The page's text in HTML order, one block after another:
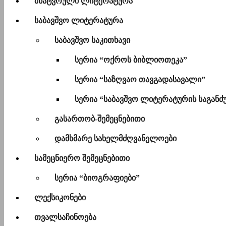
საბავშვო ლიტერატურა
საბავშვო საკითხავი
სერია “ოქროს ბიბლიოთეკა”
სერია “საზღვაო თავგადასავალი”
სერია “საბავშვო ლიტერატურის
გასართობ-შემეცნებითი
დამხმარე სახელმძღვანელოები
სამეცნიერო შემეცნებითი
სერია “ბიოგრაფიები”
ლექსიკონები
თვალსაჩინოება